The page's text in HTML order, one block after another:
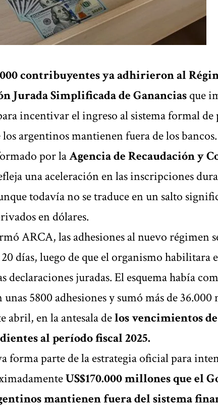
contribuyentes ya adhirieron al
Jurada Simplificada de Gananciasque
incentivar el ingreso al sistema formal de
los argentinos mantienen fuera de los bancos.
por laAgencia de Recaudación y
una aceleración en las inscripciones
todavía no se traduce en un salto
en dólares.
ARCA, las adhesiones al nuevo régimen
días, luego de que el organismo habilitara
declaraciones juradas. El esquema había
5800 adhesiones y sumó más de
abril, en la antesala delos vencimientos
al período fiscal 2025.
forma parte de la estrategia oficial para
US$170.000 millones que el
mantienen fuera del sistema